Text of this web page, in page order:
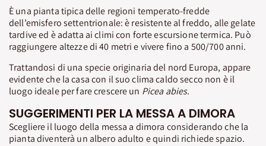
È una pianta tipica delle regioni temperato-fredde
dell’emisfero settentrionale: è resistente al freddo, alle gelate
tardive ed è adatta ai climi con forte escursione termica. Può
raggiungere altezze di 40 metri e vivere fino a 500/700 anni.
Trattandosi di una specie originaria del nord Europa, appare
evidente che la casa con il suo clima caldo secco non è il
luogo ideale per fare crescere un Picea abies.
SUGGERIMENTI PER LA MESSA A DIMORA
Scegliere il luogo della messa a dimora considerando che la
pianta diventerà un albero adulto e quindi richiede spazio.